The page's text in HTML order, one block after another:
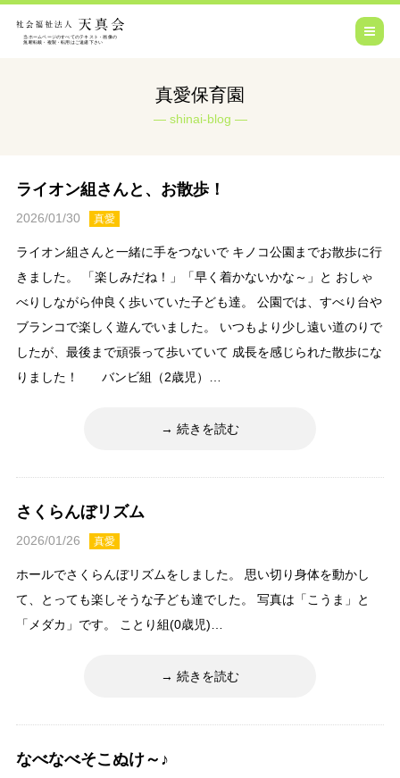
真愛保育園
shinai-blog
ライオン組さんと、お散歩！
2026/01/30 真愛
ライオン組さんと一緒に手をつないで キノコ公園までお散歩に行
きました。 「楽しみだね！」「早く着かないかな～」と おしゃ
べりしながら仲良く歩いていた子ども達。 公園では、すべり台や
ブランコで楽しく遊んでいました。 いつもより少し遠い道のりで
したが、最後まで頑張って歩いていて 成長を感じられた散歩にな
りました！ バンビ組（2歳児）…
続きを読む
さくらんぼリズム
2026/01/26 真愛
ホールでさくらんぼリズムをしました。 思い切り身体を動かし
て、とっても楽しそうな子ども達でした。 写真は「こうま」と
「メダカ」です。 ことり組(0歳児)…
続きを読む
なべなべそこぬけ～♪